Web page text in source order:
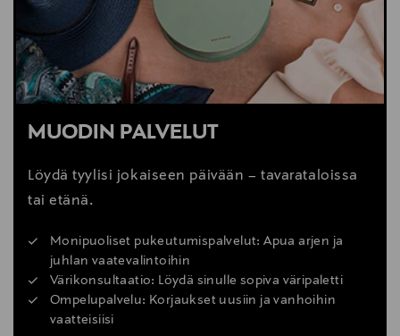
MUODIN PALVELUT
Löydä tyylisi jokaiseen päivään – tavarataloissa
tai etänä.
Monipuoliset pukeutumispalvelut: Apua arjen ja
juhlan vaatevalintoihin
Värikonsultaatio: Löydä sinulle sopiva väripaletti
Ompelupalvelu: Korjaukset uusiin ja vanhoihin
vaatteisiisi